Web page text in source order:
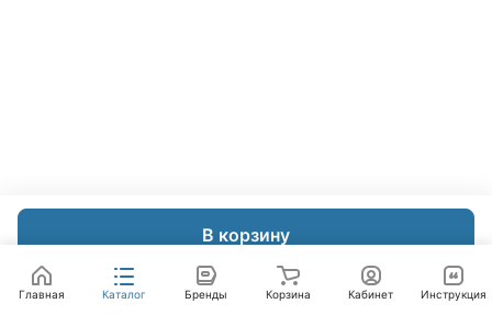
В корзину
Главная Каталог Бренды Корзина Кабинет Инструкция